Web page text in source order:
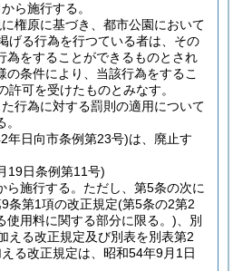
ら施行する。
権原に基づき、都市公園において
げる行為を行つている者は、その
為をすることができるものとされ
の条件により、当該行為をするこ
許可を受けたものとみなす。
行為に対する罰則の適用について
年日向市条例第23号)は、廃止す
19日条例第11号)
施行する。 ただし、第5条の次に
条第1項の改正規定(第5条の2第2
使用料に関する部分に限る。) 、別
える改正規定及び別表を別表第2
る改正規定は、昭和54年9月1日